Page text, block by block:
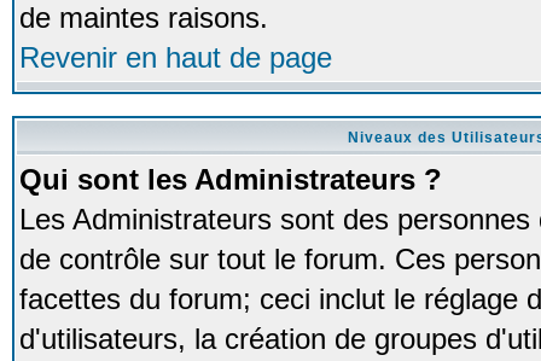
de maintes raisons.
Revenir en haut de page
Niveaux des
Qui sont les Administrateurs ?
Les Administrateurs sont des
de contrôle sur tout le forum. Ces
facettes du forum; ceci inclut le réglage
d'utilisateurs, la création de groupes